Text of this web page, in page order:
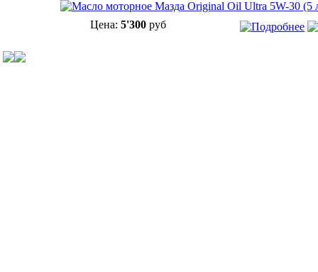
Цена: 5'300руб